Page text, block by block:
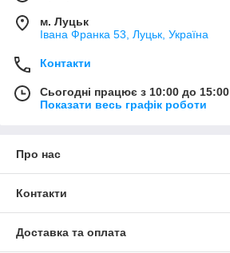
м. Луцьк
Івана Франка 53, Луцьк, Україна
Контакти
Сьогодні працює з 10:00 до 15:00
Показати весь графік роботи
Про нас
Контакти
Доставка та оплата